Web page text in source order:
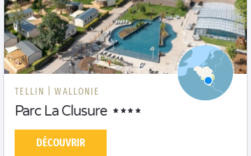
TELLIN | WALLONIE
Parc La Clusure
DÉCOUVRIR